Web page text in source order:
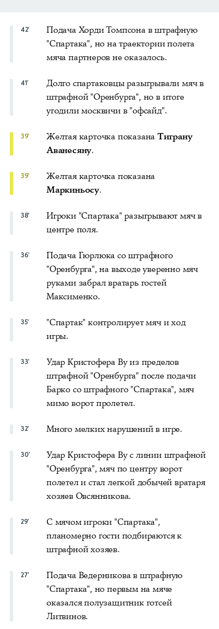
42'
Подача Хорди Томпсона в штрафную
"Спартака", но на траектории полета
мяча партнеров не оказалось.
41'
Долго спартаковцы разыгрывали мяч в
штрафной "Оренбурга", но в итоге
угодили москвичи в "офсайд".
39' Желтая карточка показана Тиграну
Аванесяну.
39'
Желтая карточка показана
Маркиньосу.
38'
Игроки "Спартака" разыгрывают мяч в
центре поля.
36'
Подача Гюрлюка со штрафного
"Оренбурга", на выходе уверенно мяч
руками забрал вратарь гостей
Максименко.
35'
"Спартак" контролирует мяч и ход
игры.
33'
Удар Кристофера Ву из пределов
штрафной "Оренбурга" после подачи
Барко со штрафного "Спартака", мяч
мимо ворот пролетел.
32' Много мелких нарушений в игре.
30'
Удар Кристофера Ву с линии штрафной
"Оренбурга", мяч по центру ворот
полетел и стал легкой добычей вратаря
хозяев Овсянникова.
29'
С мячом игроки "Спартака",
планомерно гости подбираются к
штрафной хозяев.
27'
Подача Ведерникова в штрафную
"Спартака", но первым на мяче
оказался полузащитник готсей
Литвинов.